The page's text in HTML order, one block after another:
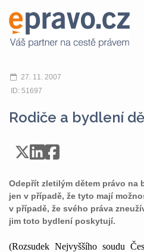
27. 11. 2007
ID: 51697
Rodiče a bydlení
Odepřít zletilým dětem právo na
jen v případě, že tyto mají
v případě, že svého práva
jim toto bydlení poskytují.
(Rozsudek Nejvyššího soudu